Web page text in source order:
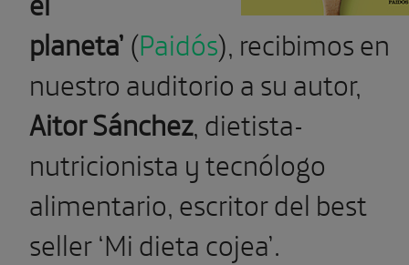
planeta’(Paidós), recibimos en
nuestro auditorio a su autor,
Aitor Sánchez, dietista-
nutricionista y tecnólogo
alimentario, escritor del best
seller ‘Mi dieta cojea’.